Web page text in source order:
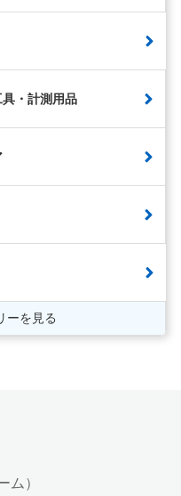
・計測用品
ーを見る
ム）